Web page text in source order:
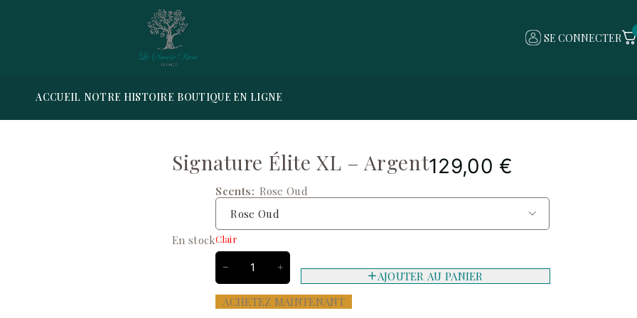
SE CONNECTER
ACCUEIL NOTRE HISTOIRE BOUTIQUE EN LIGNE
Signature Élite XL – Argent129,00€
En stock
Scents Rose Oud
Clair
AJOUTER AU PANIER
ACHETEZ MAINTENANT